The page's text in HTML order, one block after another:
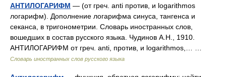
АНТИЛОГАРИФМ — (от греч. anti против, и logarithmos
логарифм). Дополнение логарифма синуса, тангенса и
секанса, в тригонометрии. Словарь иностранных слов,
вошедших в состав русского языка. Чудинов А.Н., 1910.
АНТИЛОГАРИФМ от греч. anti, против, и logarithmos,… …
Словарь иностранных слов русского языка